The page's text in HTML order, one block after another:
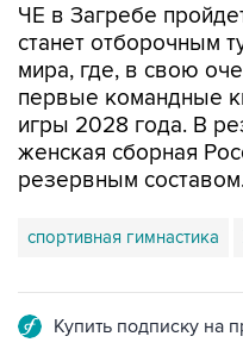
ЧЕ в Загребе
станет отборочным
мира, где, в свою
первые командные
игры 2028 года. В
женская сборная
резервным
спортивная гимнастика
Купить подписку на